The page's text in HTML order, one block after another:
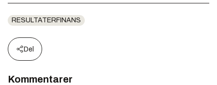
RESULTATERFINANS
Del
Kommentarer